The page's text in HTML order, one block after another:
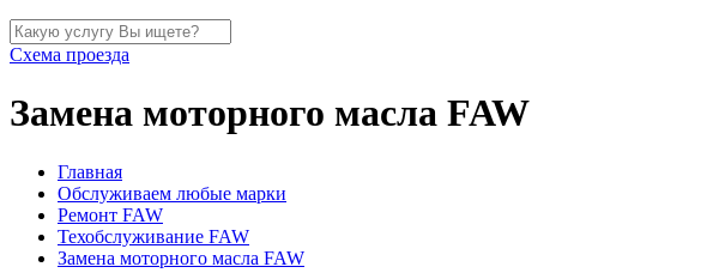
Схема проезда
Замена моторного масла FAW
Главная
Обслуживаем любые марки
Ремонт FAW
Техобслуживание FAW
Замена моторного масла FAW